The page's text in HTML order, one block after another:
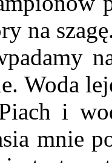
na
Woda
i
mnie